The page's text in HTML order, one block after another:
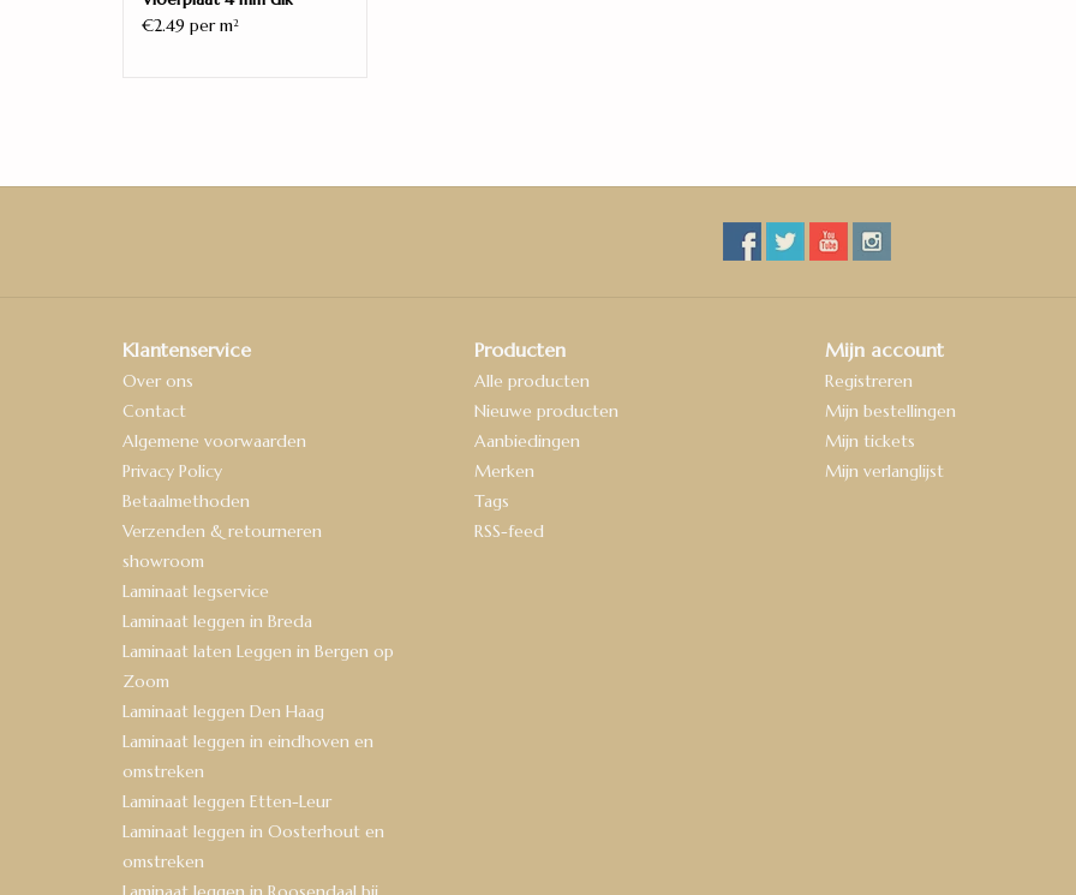
€2.49 per m2
Klantenservice
Over ons
Contact
Algemene voorwaarden
Privacy Policy
Betaalmethoden
Verzenden & retourneren
showroom
Laminaat legservice
Laminaat leggen in Breda
Laminaat laten Leggen in Bergen op
Zoom
Laminaat leggen Den Haag
Laminaat leggen in eindhoven en
omstreken
Laminaat leggen Etten-Leur
Laminaat leggen in Oosterhout en
omstreken
Producten
Alle producten
Nieuwe producten
Aanbiedingen
Merken
Tags
RSS-feed
Mijn account
Registreren
Mijn bestellingen
Mijn tickets
Mijn verlanglijst